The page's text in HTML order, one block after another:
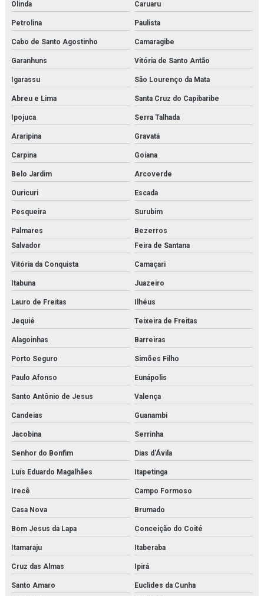
Núcleo secador
Oilon
Parker hda
Peco facet
Placa de trocador de calor
Pressostato kp
Pressostato kps
Pressostato mbc
Pressostato rt
Projeto de montagem de estrutura metálica
Purgador de bóia
Purgador de condensado
Purgador eletrônico temporizado
Purgador termodinâmico
Purificador para sistema de ar de respiração
Purificador para sistema de ar de respiração orçamento
Pvg 120
Pvg 32
Revendedora de elemento filtrante
Revendedora de filtro de cartucho
Revendedora de filtro coalescente
Revendedora de filtro finite
Revendedora de filtro hidráulico racor
Olinda Caruaru
Petrolina Paulista
Cabo de Santo Agostinho Camaragibe
Garanhuns Vitória de Santo Antão
Igarassu São Lourenço da Mata
Abreu e Lima Santa Cruz do Capibaribe
Ipojuca Serra Talhada
Araripina Gravatá
Carpina Goiana
Belo Jardim Arcoverde
Ouricuri Escada
Pesqueira Surubim
Palmares
Bezerros
Salvador
Feira de Santana
Vitória da Conquista Camaçari
Itabuna Juazeiro
Lauro de Freitas Ilhéus
Jequié Teixeira de Freitas
Alagoinhas Barreiras
Porto Seguro Simões Filho
Paulo Afonso Eunápolis
Santo Antônio de Jesus Valença
Candeias Guanambi
Jacobina Serrinha
Senhor do Bonfim Dias d'Ávila
Luís Eduardo Magalhães Itapetinga
Irecê Campo Formoso
Casa Nova Brumado
Bom Jesus da Lapa Conceição do Coité
Itamaraju Itaberaba
Cruz das Almas Ipirá
Santo Amaro
Euclides da Cunha